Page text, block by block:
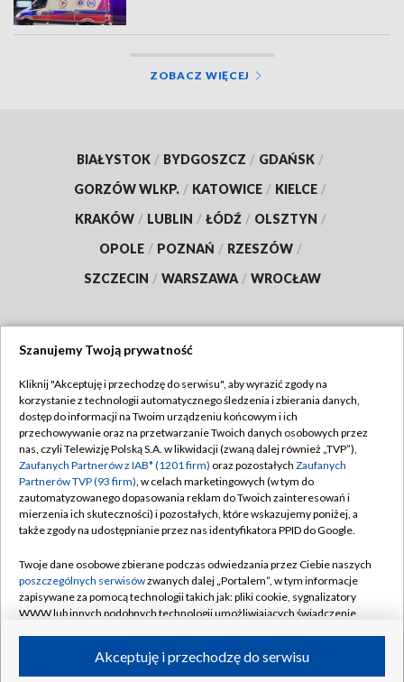
ZOBACZ WIĘCEJ
BIAŁYSTOK / BYDGOSZCZ / GDAŃSK /
GORZÓW WLKP. / KATOWICE / KIELCE /
KRAKÓW / LUBLIN / ŁÓDŹ / OLSZTYN /
OPOLE / POZNAŃ / RZESZÓW /
SZCZECIN / WARSZAWA / WROCŁAW
TVP
Abonament TVP
Emisja w TVP
Centrum informacji TVP
Naziemna Telewizja Cyfrowa
Rada Programowa
System NOS
Informacje o nadawcy
Program dla prasy
Regulamin TVP
Polityka prywatności
Moje zgody
Pomoc
Kontakt
Kanały
Szanujemy Twoją prywatność
Kliknij "Akceptuję i przechodzę do serwisu", aby wyrazić zgody na
korzystanie z technologii automatycznego śledzenia i zbierania danych,
dostęp do informacji na Twoim urządzeniu końcowym i ich
przechowywanie oraz na przetwarzanie Twoich danych osobowych przez
nas, czyli Telewizję Polską S.A. w likwidacji (zwaną dalej również „TVP”),
Zaufanych Partnerów z IAB* (1201 firm) oraz pozostałych Zaufanych
Partnerów TVP (93 firm), w celach marketingowych (w tym do
zautomatyzowanego dopasowania reklam do Twoich zainteresowań i
mierzenia ich skuteczności) i pozostałych, które wskazujemy poniżej, a
także zgody na udostępnianie przez nas identyfikatora PPID do Google.
Twoje dane osobowe zbierane podczas odwiedzania przez Ciebie naszych
poszczególnych serwisówzwanych dalej „Portalem”, w tym informacje
zapisywane za pomocą technologii takich jak: pliki cookie, sygnalizatory
WWW lub innych podobnych technologii umożliwiających świadczenie
ruchu w Internecie.Akceptuję i przechodzę do serwisu